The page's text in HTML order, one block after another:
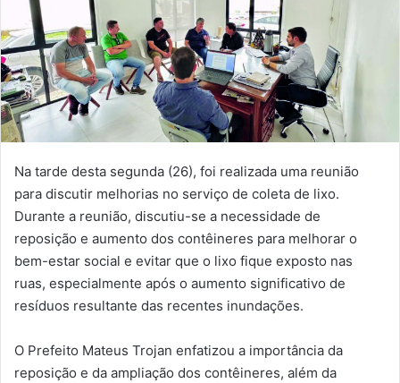
Na tarde desta segunda (26), foi realizada uma reunião
para discutir melhorias no serviço de coleta de lixo.
Durante a reunião, discutiu-se a necessidade de
reposição e aumento dos contêineres para melhorar o
bem-estar social e evitar que o lixo fique exposto nas
ruas, especialmente após o aumento significativo de
resíduos resultante das recentes inundações.
O Prefeito Mateus Trojan enfatizou a importância da
reposição e da ampliação dos contêineres, além da